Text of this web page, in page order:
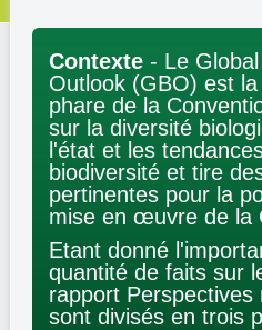
Contexte - Le
Outlook (GBO) est
phare de la
sur la diversité
l'état et les
biodiversité et tire
pertinentes pour la
mise en œuvre de la
Etant donné
quantité de faits sur
rapport Perspectives
sont divisés en trois